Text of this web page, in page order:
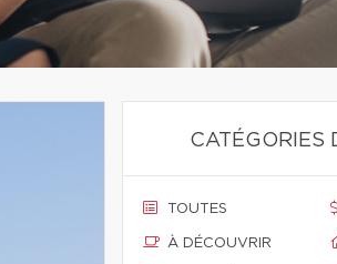
CATÉGORIES
TOUTES
À DÉCOUVRIR